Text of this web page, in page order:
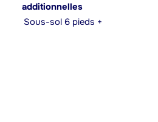
additionnelles
Sous-sol 6 pieds +